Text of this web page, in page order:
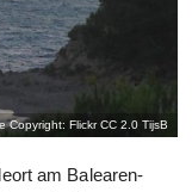
Copyright: Flickr CC 2.0 TijsB
am Balearen-